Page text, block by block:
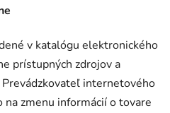
v katalógu elektronického
prístupných zdrojov a
internetového
na zmenu informácií o tovare